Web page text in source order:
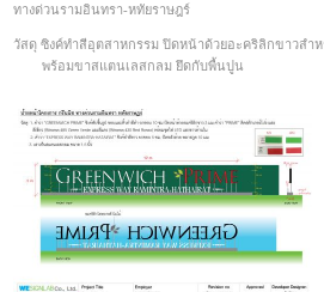
ทางด่วนรามอินทรา-หทัยราษฎร์
วัสดุ ซิงค์ทำสีอุตสาหกรรม ปิดหน้าด้วยอะคริลิกขาวสำห
พร้อมขาสแตนเลสกลม ยึดกับพื้นปูน